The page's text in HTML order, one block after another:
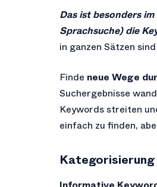
Das ist besonders
Sprachsuche) die
in ganzen Sätzen
Finde neue Wege
Suchergebnisse
Keywords streiten
einfach zu finden,